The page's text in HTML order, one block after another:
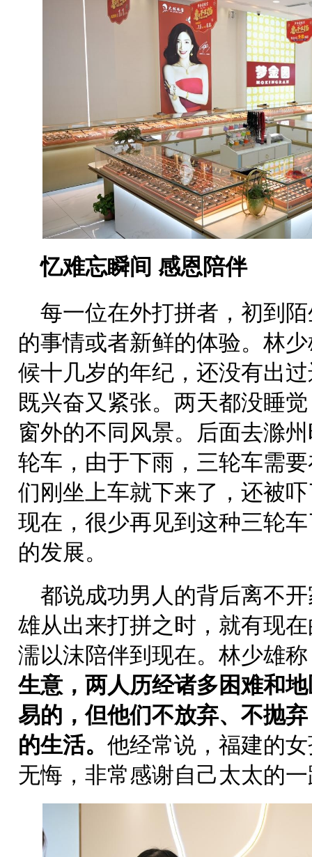
忆难忘瞬间 感恩陪伴
每一位在外打拼者，初到
的事情或者新鲜的体验。林
候十几岁的年纪，还没有出
既兴奋又紧张。两天都没睡
窗外的不同风景。后面去滁
轮车，由于下雨，三轮车需
们刚坐上车就下来了，还被
现在，很少再见到这种三轮
的发展。
都说成功男人的背后离不
雄从出来打拼之时，就有现
濡以沫陪伴到现在。林少雄
生意，两人历经诸多困难和
易的，但他们不放弃、不抛
的生活。 他经常说，福建的
无悔，非常感谢自己太太的